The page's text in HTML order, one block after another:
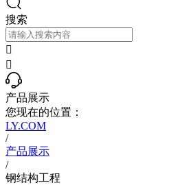
搜索


产品展示
您现在的位置：
LY.COM
/
产品展示
/
钢结构工程